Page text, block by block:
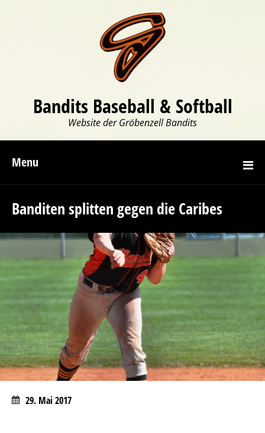
Bandits Baseball & Softball
Website der Gröbenzell Bandits
Menu
Banditen splitten gegen die Caribes
29. Mai 2017